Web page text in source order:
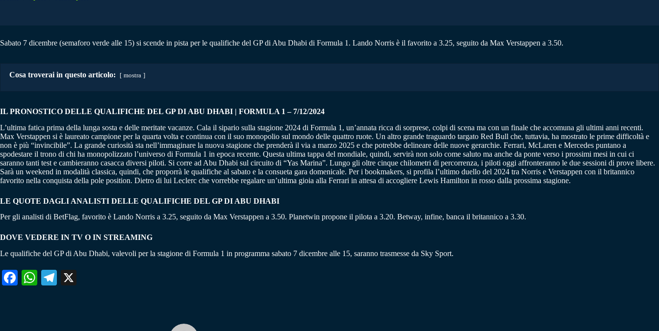
Sabato 7 dicembre (semaforo verde alle 15) si scende in pista per le qualifiche del GP di Abu Dhabi di Formula 1. Lando Norris è il favorito a 3.25, seguito da Max Verstappen a 3.50.
Cosa troverai in questo articolo: mostra
IL PRONOSTICO DELLE QUALIFICHE DEL GP DI ABU DHABI | FORMULA 1 – 7/12/2024
L’ultima fatica prima della lunga sosta e delle meritate vacanze. Cala il sipario sulla stagione 2024 di Formula 1, un’annata ricca di sorprese, colpi di scena ma con un finale che accomuna gli ultimi anni recenti.
Max Verstappen si è laureato campione per la quarta volta e continua con il suo monopolio sul mondo delle quattro ruote. Un altro grande traguardo targato Red Bull che, tuttavia, ha mostrato le prime difficoltà e
non è più “invincibile”. La grande curiosità sta nell’immaginare la nuova stagione che prenderà il via a marzo 2025 e che potrebbe delineare delle nuove gerarchie. Ferrari, McLaren e Mercedes puntano a
spodestare il trono di chi ha monopolizzato l’universo di Formula 1 in epoca recente. Questa ultima tappa del mondiale, quindi, servirà non solo come saluto ma anche da ponte verso i prossimi mesi in cui ci
saranno tanti test e cambieranno casacca diversi piloti. Si corre ad Abu Dhabi sul circuito di “Yas Marina”. Lungo gli oltre cinque chilometri di percorrenza, i piloti oggi affronteranno le due sessioni di prove libere.
Sarà un weekend in modalità classica, quindi, che proporrà le qualifiche al sabato e la consueta gara domenicale. Per i bookmakers, si profila l’ultimo duello del 2024 tra Norris e Verstappen con il britannico
favorito nella conquista della pole position. Dietro di lui Leclerc che vorrebbe regalare un’ultima gioia alla Ferrari in attesa di accogliere Lewis Hamilton in rosso dalla prossima stagione.
LE QUOTE DAGLI ANALISTI DELLE QUALIFICHE DEL GP DI ABU DHABI
Per gli analisti di BetFlag, favorito è Lando Norris a 3.25, seguito da Max Verstappen a 3.50. Planetwin propone il pilota a 3.20. Betway, infine, banca il britannico a 3.30.
DOVE VEDERE IN TV O IN STREAMING
Le qualifiche del GP di Abu Dhabi, valevoli per la stagione di Formula 1 in programma sabato 7 dicembre alle 15, saranno trasmesse da Sky Sport.
Fa W
Te